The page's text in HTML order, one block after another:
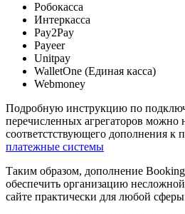
Робокасса
Интеркасса
Pay2Pay
Payeer
Unitpay
WalletOne (Единая касса)
Webmoney
Подробную инструкцию по
перечисленных агрегаторов можно
соответстствующего дополнения к
платежные системы
Таким образом, дополнение
обеспечить организацию
сайте практически для любой сферы